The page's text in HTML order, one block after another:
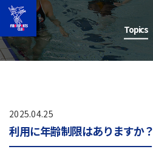
Topics
2025.04.25
利用に年齢制限はありますか？